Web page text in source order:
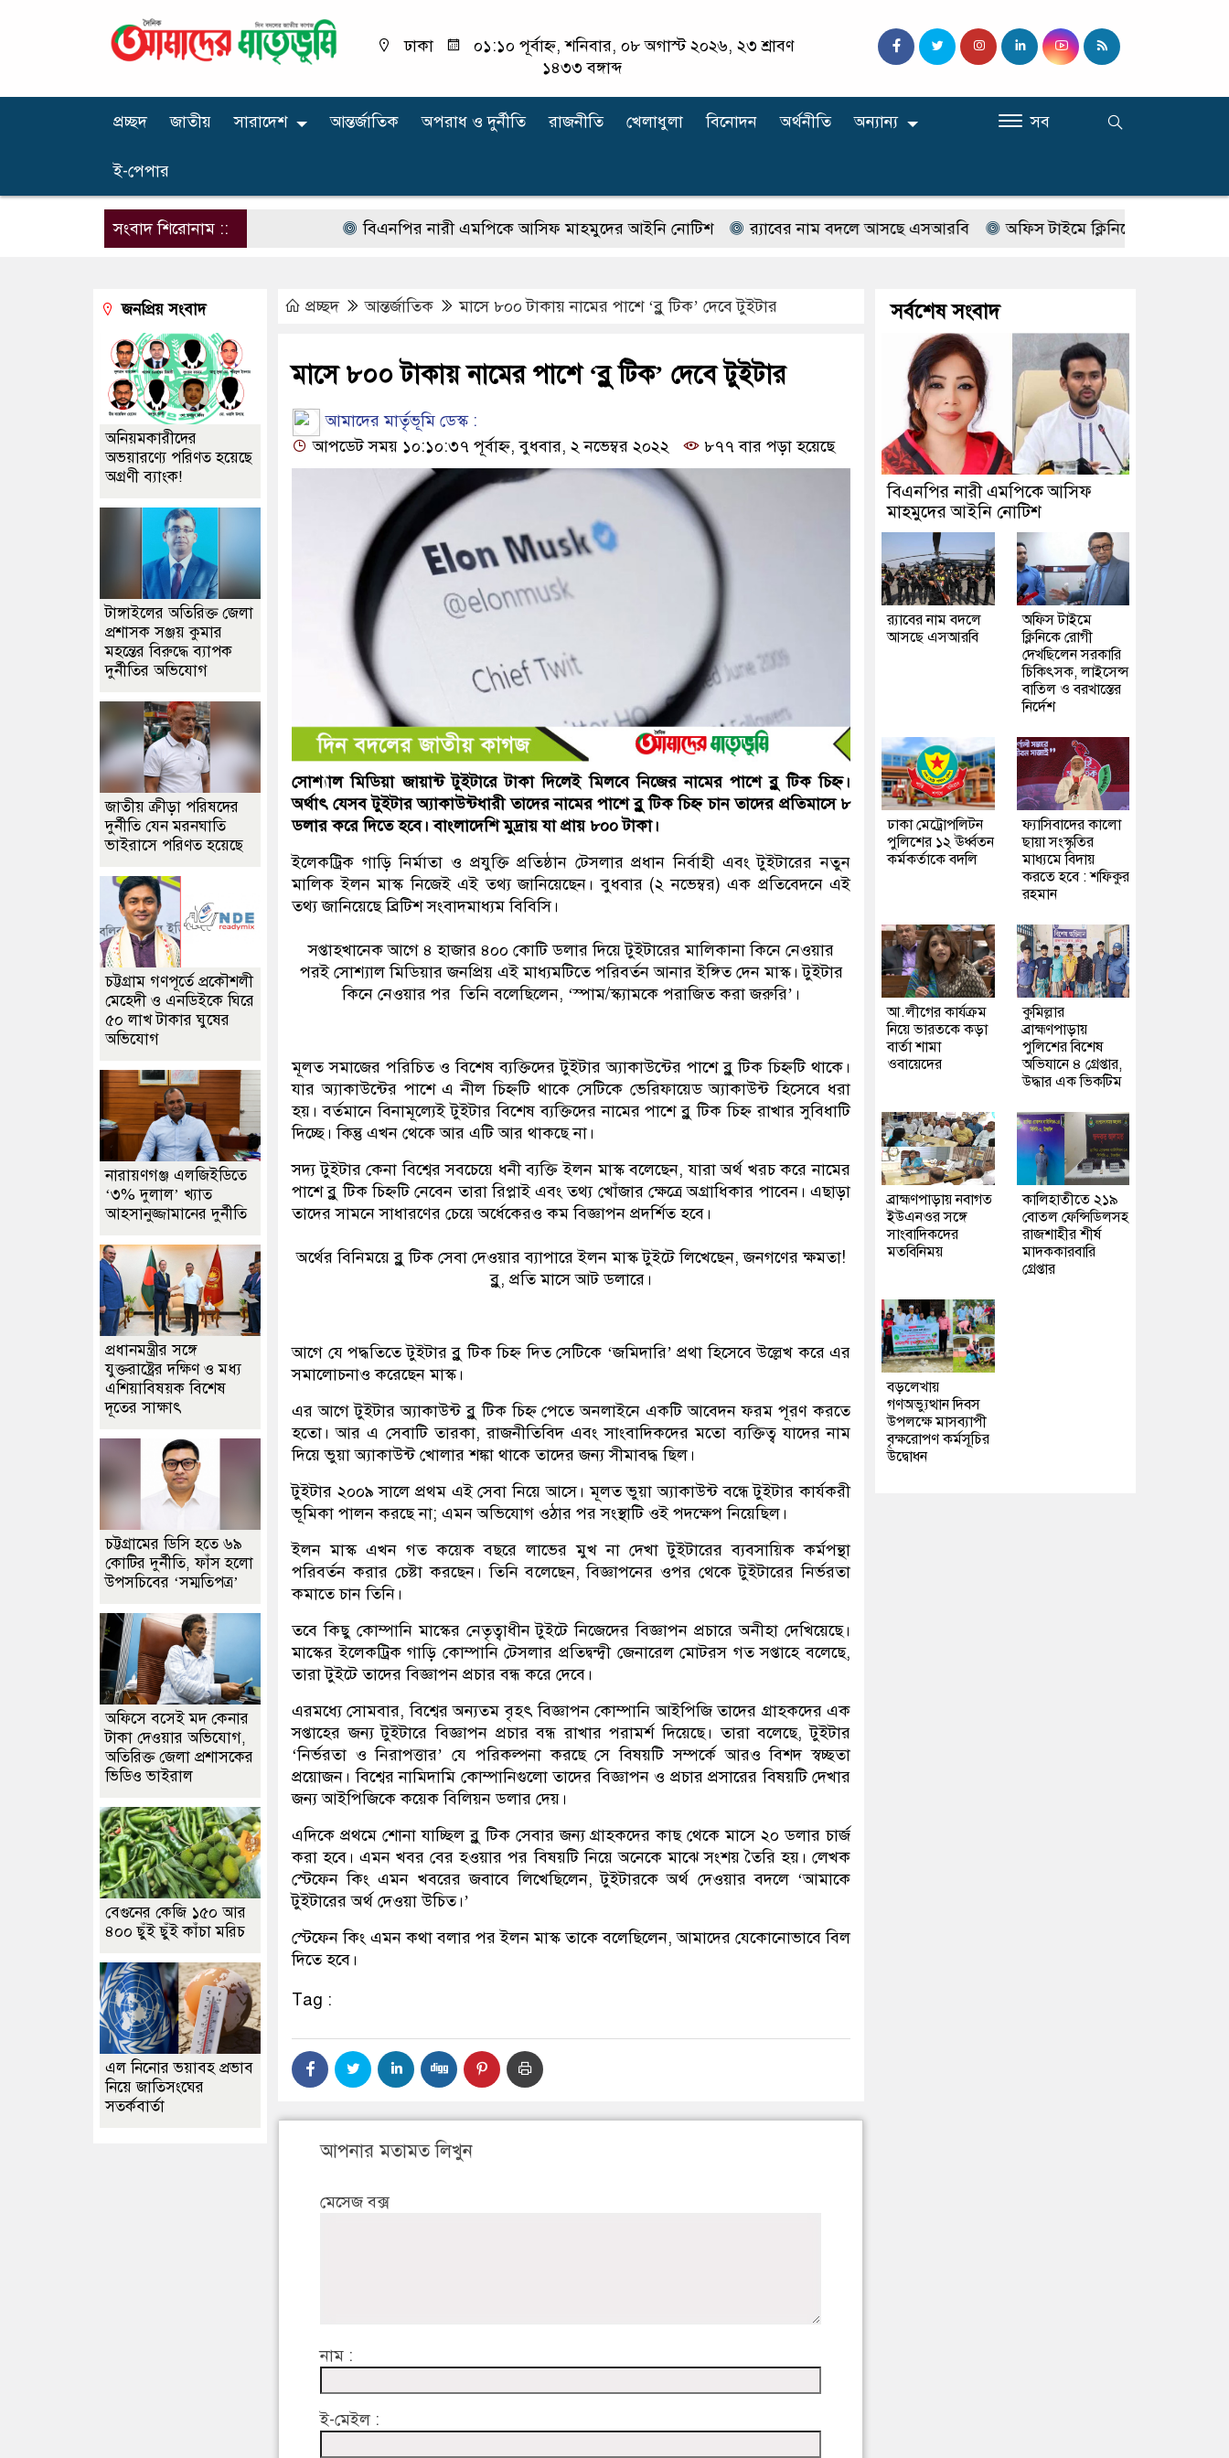
ঢাকা
০১:১০ পূর্বাহ্ন, শনিবার, ০৮ অগাস্ট ২০২৬, ২৩ শ্রাবণ
১৪৩৩ বঙ্গাব্দ
প্রচ্ছদ জাতীয় সারাদেশ আন্তর্জাতিক অপরাধ ‍ও দুর্নীতি রাজনীতি খেলাধুলা বিনোদন অর্থনীতি অন্যান্য
ই-পেপার
সব
সংবাদ শিরোনাম :: বিএনপির নারী এমপিকে আসিফ মাহমুদের আইনি নোটিশ র‍্যাবের নাম বদলে আসছে এসআরবি অফিস টাইমে ক্লিনিকে রোগী দেখছিলেন
প্রচ্ছদ আন্তর্জাতিক মাসে ৮০০ টাকায় নামের পাশে ‘ব্লু টিক’ দেবে টুইটার
মাসে ৮০০ টাকায় নামের পাশে ‘ব্লু টিক’ দেবে টুইটার
আমাদের মার্তৃভূমি ডেস্ক :
আপডেট সময় ১০:১০:৩৭ পূর্বাহ্ন, বুধবার, ২ নভেম্বর ২০২২
৮৭৭ বার পড়া হয়েছে
সোশ্যাল মিডিয়া জায়ান্ট টুইটারে টাকা দিলেই মিলবে নিজের নামের পাশে ব্লু টিক চিহ্ন।
অর্থাৎ যেসব টুইটার অ্যাকাউন্টধারী তাদের নামের পাশে ব্লু টিক চিহ্ন চান তাদের প্রতিমাসে ৮
ডলার করে দিতে হবে। বাংলাদেশি মুদ্রায় যা প্রায় ৮০০ টাকা।
ইলেকট্রিক গাড়ি নির্মাতা ও প্রযুক্তি প্রতিষ্ঠান টেসলার প্রধান নির্বাহী এবং টুইটারের নতুন
মালিক ইলন মাস্ক নিজেই এই তথ্য জানিয়েছেন। বুধবার (২ নভেম্বর) এক প্রতিবেদনে এই
তথ্য জানিয়েছে ব্রিটিশ সংবাদমাধ্যম বিবিসি।
সপ্তাহখানেক আগে ৪ হাজার ৪০০ কোটি ডলার দিয়ে টুইটারের মালিকানা কিনে নেওয়ার
পরই সোশ্যাল মিডিয়ার জনপ্রিয় এই মাধ্যমটিতে পরিবর্তন আনার ইঙ্গিত দেন মাস্ক। টুইটার
কিনে নেওয়ার পর তিনি বলেছিলেন, ‘স্পাম/স্ক্যামকে পরাজিত করা জরুরি’।
মূলত সমাজের পরিচিত ও বিশেষ ব্যক্তিদের টুইটার অ্যাকাউন্টের পাশে ব্লু টিক চিহ্নটি থাকে।
যার অ্যাকাউন্টের পাশে এ নীল চিহ্নটি থাকে সেটিকে ভেরিফায়েড অ্যাকাউন্ট হিসেবে ধরা
হয়। বর্তমানে বিনামূল্যেই টুইটার বিশেষ ব্যক্তিদের নামের পাশে ব্লু টিক চিহ্ন রাখার সুবিধাটি
দিচ্ছে। কিন্তু এখন থেকে আর এটি আর থাকছে না।
সদ্য টুইটার কেনা বিশ্বের সবচেয়ে ধনী ব্যক্তি ইলন মাস্ক বলেছেন, যারা অর্থ খরচ করে নামের
পাশে ব্লু টিক চিহ্নটি নেবেন তারা রিপ্লাই এবং তথ্য খোঁজার ক্ষেত্রে অগ্রাধিকার পাবেন। এছাড়া
তাদের সামনে সাধারণের চেয়ে অর্ধেকেরও কম বিজ্ঞাপন প্রদর্শিত হবে।
অর্থের বিনিময়ে ব্লু টিক সেবা দেওয়ার ব্যাপারে ইলন মাস্ক টুইটে লিখেছেন, জনগণের ক্ষমতা!
ব্লু, প্রতি মাসে আট ডলারে।
আগে যে পদ্ধতিতে টুইটার ব্লু টিক চিহ্ন দিত সেটিকে ‘জমিদারি’ প্রথা হিসেবে উল্লেখ করে এর
সমালোচনাও করেছেন মাস্ক।
এর আগে টুইটার অ্যাকাউন্ট ব্লু টিক চিহ্ন পেতে অনলাইনে একটি আবেদন ফরম পূরণ করতে
হতো। আর এ সেবাটি তারকা, রাজনীতিবিদ এবং সাংবাদিকদের মতো ব্যক্তিত্ব যাদের নাম
দিয়ে ভুয়া অ্যাকাউন্ট খোলার শঙ্কা থাকে তাদের জন্য সীমাবদ্ধ ছিল।
টুইটার ২০০৯ সালে প্রথম এই সেবা নিয়ে আসে। মূলত ভুয়া অ্যাকাউন্ট বন্ধে টুইটার কার্যকরী
ভূমিকা পালন করছে না; এমন অভিযোগ ওঠার পর সংস্থাটি ওই পদক্ষেপ নিয়েছিল।
ইলন মাস্ক এখন গত কয়েক বছরে লাভের মুখ না দেখা টুইটারের ব্যবসায়িক কর্মপন্থা
পরিবর্তন করার চেষ্টা করছেন। তিনি বলেছেন, বিজ্ঞাপনের ওপর থেকে টুইটারের নির্ভরতা
কমাতে চান তিনি।
তবে কিছু কোম্পানি মাস্কের নেতৃত্বাধীন টুইটে নিজেদের বিজ্ঞাপন প্রচারে অনীহা দেখিয়েছে।
মাস্কের ইলেকট্রিক গাড়ি কোম্পানি টেসলার প্রতিদ্বন্দ্বী জেনারেল মোটরস গত সপ্তাহে বলেছে,
তারা টুইটে তাদের বিজ্ঞাপন প্রচার বন্ধ করে দেবে।
এরমধ্যে সোমবার, বিশ্বের অন্যতম বৃহৎ বিজ্ঞাপন কোম্পানি আইপিজি তাদের গ্রাহকদের এক
সপ্তাহের জন্য টুইটারে বিজ্ঞাপন প্রচার বন্ধ রাখার পরামর্শ দিয়েছে। তারা বলেছে, টুইটার
‘নির্ভরতা ও নিরাপত্তার’ যে পরিকল্পনা করছে সে বিষয়টি সম্পর্কে আরও বিশদ স্বচ্ছতা
প্রয়োজন। বিশ্বের নামিদামি কোম্পানিগুলো তাদের বিজ্ঞাপন ও প্রচার প্রসারের বিষয়টি দেখার
জন্য আইপিজিকে কয়েক বিলিয়ন ডলার দেয়।
এদিকে প্রথমে শোনা যাচ্ছিল ব্লু টিক সেবার জন্য গ্রাহকদের কাছ থেকে মাসে ২০ ডলার চার্জ
করা হবে। এমন খবর বের হওয়ার পর বিষয়টি নিয়ে অনেকে মাঝে সংশয় তৈরি হয়। লেখক
স্টেফেন কিং এমন খবরের জবাবে লিখেছিলেন, টুইটারকে অর্থ দেওয়ার বদলে ‘আমাকে
টুইটারের অর্থ দেওয়া উচিত।’
স্টেফেন কিং এমন কথা বলার পর ইলন মাস্ক তাকে বলেছিলেন, আমাদের যেকোনোভাবে বিল
দিতে হবে।
Tag :
আপনার মতামত লিখুন
মেসেজ বক্স
নাম :
ই-মেইল :
জনপ্রিয় সংবাদ
অনিয়মকারীদের
অভয়ারণ্যে পরিণত হয়েছে
অগ্রণী ব্যাংক!
টাঙ্গাইলের অতিরিক্ত জেলা
প্রশাসক সঞ্জয় কুমার
মহন্তের বিরুদ্ধে ব্যাপক
দুর্নীতির অভিযোগ
জাতীয় ক্রীড়া পরিষদের
দুর্নীতি যেন মরনঘাতি
ভাইরাসে পরিণত হয়েছে
চট্টগ্রাম গণপূর্তে প্রকৌশলী
মেহেদী ও এনডিইকে ঘিরে
৫০ লাখ টাকার ঘুষের
অভিযোগ
নারায়ণগঞ্জ এলজিইডিতে
‘৩% দুলাল’ খ্যাত
আহসানুজ্জামানের দুর্নীতি
প্রধানমন্ত্রীর সঙ্গে
যুক্তরাষ্ট্রের দক্ষিণ ও মধ্য
এশিয়াবিষয়ক বিশেষ
দূতের সাক্ষাৎ
চট্টগ্রামের ডিসি হতে ৬৯
কোটির দুর্নীতি, ফাঁস হলো
উপসচিবের ‘সম্মতিপত্র’
অফিসে বসেই মদ কেনার
টাকা দেওয়ার অভিযোগ,
অতিরিক্ত জেলা প্রশাসকের
ভিডিও ভাইরাল
বেগুনের কেজি ১৫০ আর
৪০০ ছুঁই ছুঁই কাঁচা মরিচ
এল নিনোর ভয়াবহ প্রভাব
নিয়ে জাতিসংঘের
সতর্কবার্তা
সর্বশেষ সংবাদ
বিএনপির নারী এমপিকে আসিফ
মাহমুদের আইনি নোটিশ
র‍্যাবের নাম বদলে
আসছে এসআরবি
অফিস টাইমে
ক্লিনিকে রোগী
দেখছিলেন সরকারি
চিকিৎসক, লাইসেন্স
বাতিল ও বরখাস্তের
নির্দেশ
ঢাকা মেট্রোপলিটন
পুলিশের ১২ ঊর্ধ্বতন
কর্মকর্তাকে বদলি
ফ্যাসিবাদের কালো
ছায়া সংস্কৃতির
মাধ্যমে বিদায়
করতে হবে : শফিকুর
রহমান
আ.লীগের কার্যক্রম
নিয়ে ভারতকে কড়া
বার্তা শামা
ওবায়েদের
কুমিল্লার
ব্রাহ্মণপাড়ায়
পুলিশের বিশেষ
অভিযানে ৪ গ্রেপ্তার,
উদ্ধার এক ভিকটিম
ব্রাহ্মণপাড়ায় নবাগত
ইউএনওর সঙ্গে
সাংবাদিকদের
মতবিনিময়
কালিহাতীতে ২১৯
বোতল ফেন্সিডিলসহ
রাজশাহীর শীর্ষ
মাদককারবারি
গ্রেপ্তার
বড়লেখায়
গণঅভ্যুত্থান দিবস
উপলক্ষে মাসব্যাপী
বৃক্ষরোপণ কর্মসূচির
উদ্বোধন